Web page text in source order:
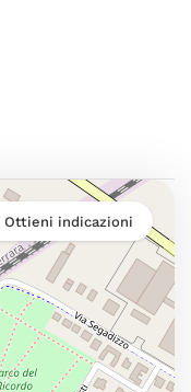
Ottieni indicazioni